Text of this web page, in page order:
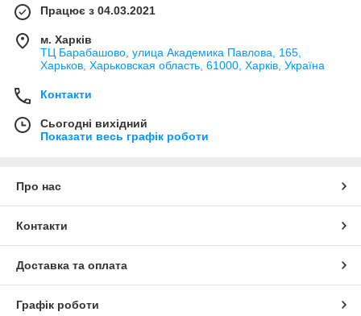
Працює з 04.03.2021
м. Харків
ТЦ Барабашово, улица Академика Павлова, 165,
Харьков, Харьковская область, 61000, Харків, Україна
Контакти
Сьогодні вихідний
Показати весь графік роботи
Про нас
Контакти
Доставка та оплата
Графік роботи